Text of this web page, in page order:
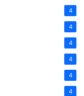
4
4
4
4
4
4